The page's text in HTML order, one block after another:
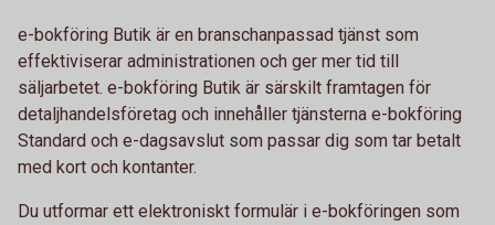
e-bokföring Butik är en branschanpassad tjänst som
effektiviserar administrationen och ger mer tid till
säljarbetet. e-bokföring Butik är särskilt framtagen för
detaljhandelsföretag och innehåller tjänsterna e-bokföring
Standard och e-dagsavslut som passar dig som tar betalt
med kort och kontanter.
Du utformar ett elektroniskt formulär i e-bokföringen som